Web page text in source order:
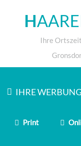
H
Ihre
IHRE
Print